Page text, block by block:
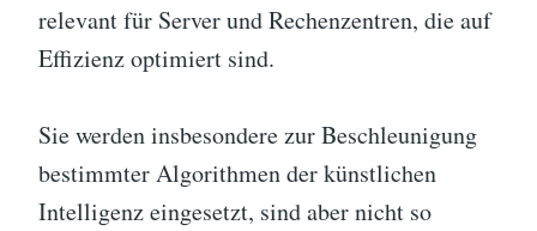
relevant für Server und Rechenzentren, die auf
Effizienz optimiert sind.
Sie werden insbesondere zur Beschleunigung
bestimmter Algorithmen der künstlichen
Intelligenz eingesetzt, sind aber nicht so